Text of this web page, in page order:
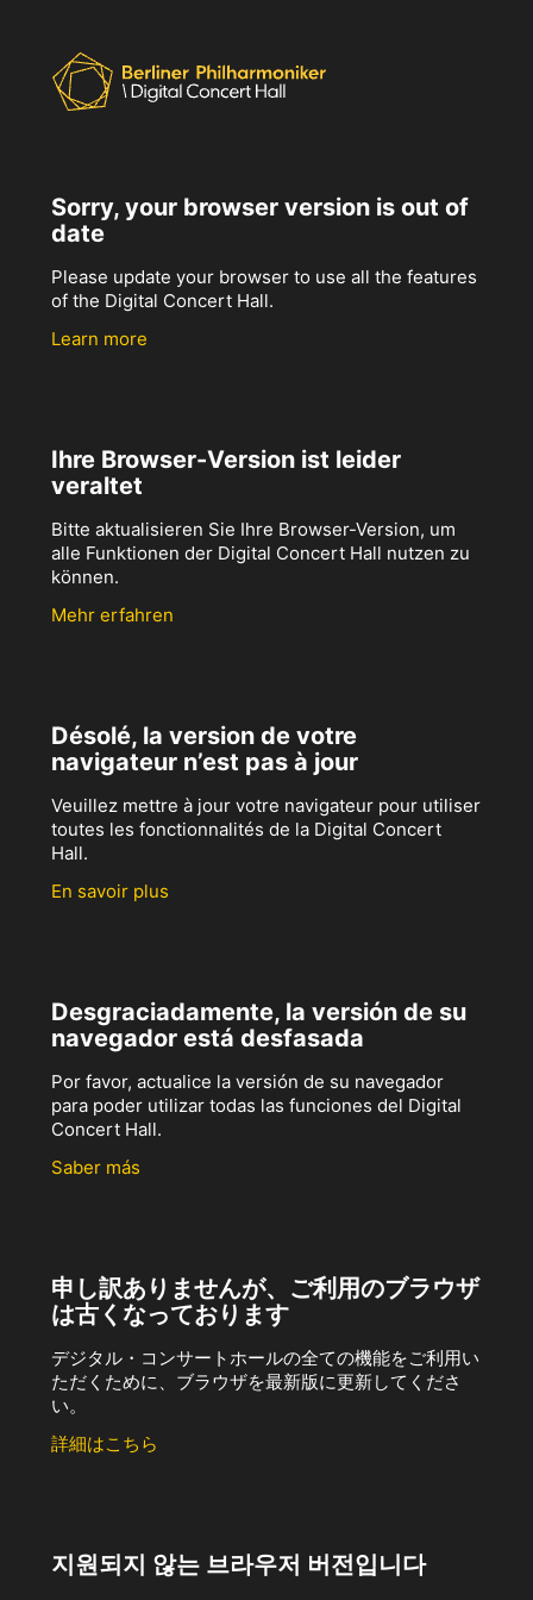
Sorry, your browser version is out of
date
Please update your browser to use all the features
of the Digital Concert Hall.
Learn more
Ihre Browser-Version ist leider
veraltet
Bitte aktualisieren Sie Ihre Browser-Version, um
alle Funktionen der Digital Concert Hall nutzen zu
können.
Mehr erfahren
Désolé, la version de votre
navigateur n’est pas à jour
Veuillez mettre à jour votre navigateur pour utiliser
toutes les fonctionnalités de la Digital Concert
Hall.
En savoir plus
Desgraciadamente, la versión de su
navegador está desfasada
Por favor, actualice la versión de su navegador
para poder utilizar todas las funciones del Digital
Concert Hall.
Saber más
申し訳ありませんが、ご利用のブラウザ
は古くなっております
デジタル・コンサートホールの全ての機能をご利用い
ただくために、ブラウザを最新版に更新してくださ
い。
詳細はこちら
지원되지 않는 브라우저 버전입니다